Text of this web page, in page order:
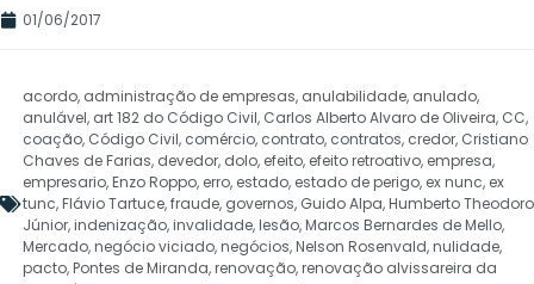
01/06/2017
acordo, administração de empresas, anulabilidade, anulado,
anulável, art 182 do Código Civil, Carlos Alberto Alvaro de Oliveira, CC,
coação, Código Civil, comércio, contrato, contratos, credor, Cristiano
Chaves de Farias, devedor, dolo, efeito, efeito retroativo, empresa,
empresario,Enzo Roppo, erro, estado, estado de perigo, ex nunc, ex
tunc,Flávio Tartuce,fraude, governos, Guido Alpa,Humberto Theodoro
Júnior,indenização,invalidade,lesão,Marcos Bernardes de Mello,
Mercado,negócio viciado,negócios,Nelson Rosenvald,nulidade,
pacto,Pontes de Miranda,renovação,renovação alvissareira da